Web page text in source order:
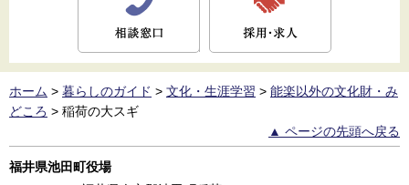
ホーム > 暮らしのガイド > 文化・生涯学習 > 能楽以外の文化財・み
どころ > 稲荷の大スギ
▲ ページの先頭へ戻る
福井県池田町役場